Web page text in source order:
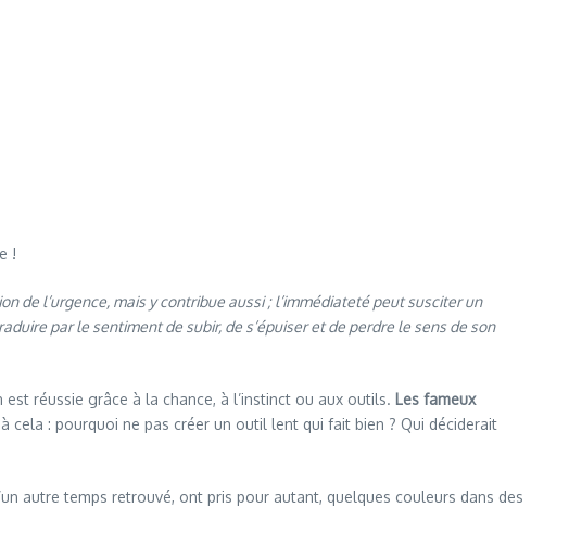
!
de l’urgence, mais y contribue aussi ; l’immédiateté peut susciter un
par le sentiment de subir, de s’épuiser et de perdre le sens de son
réussie grâce à la chance, à l’instinct ou aux outils. Les fameux
cela : pourquoi ne pas créer un outil lent qui fait bien ? Qui déciderait
autre temps retrouvé, ont pris pour autant, quelques couleurs dans des